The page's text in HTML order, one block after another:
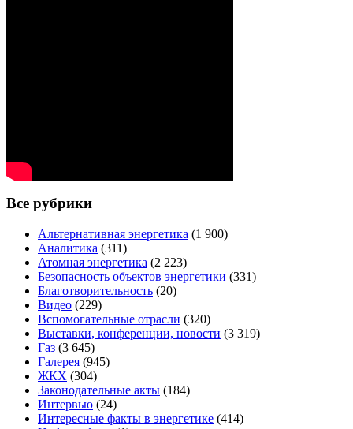
Все рубрики
Альтернативная энергетика (1 900)
Аналитика (311)
Атомная энергетика (2 223)
Безопасность объектов энергетики (331)
Благотворительность (20)
Видео (229)
Вспомогательные отрасли (320)
Выставки, конференции, новости (3 319)
Газ (3 645)
Галерея (945)
ЖКХ (304)
Законодательные акты (184)
Интервью (24)
Интересные факты в энергетике (414)